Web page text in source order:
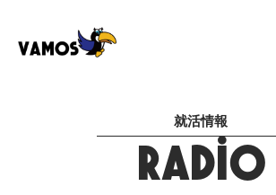
就活情報
RADIO